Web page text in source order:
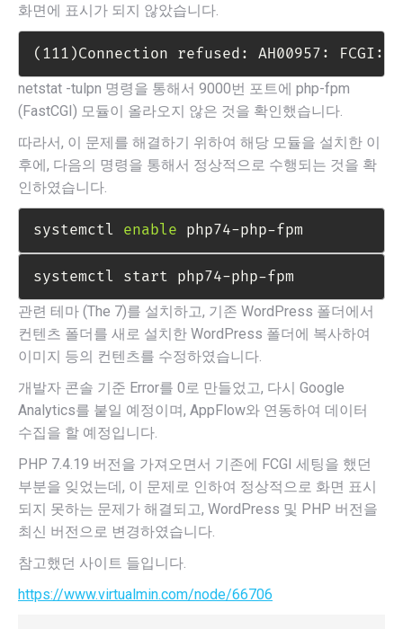
화면에 표시가 되지 않았습니다.
(111)Connection refused: AH00957:
netstat -tulpn 명령을 통해서 9000번 포트에 php-fpm
(FastCGI) 모듈이 올라오지 않은 것을 확인했습니다.
따라서, 이 문제를 해결하기 위하여 해당 모듈을 설치한 이
후에, 다음의 명령을 통해서 정상적으로 수행되는 것을 확
인하였습니다.
systemctl enable php74-php-fpm
systemctl start php74-php-fpm
관련 테마 (The 7)를 설치하고, 기존 WordPress 폴더에서
컨텐츠 폴더를 새로 설치한 WordPress 폴더에 복사하여
이미지 등의 컨텐츠를 수정하였습니다.
개발자 콘솔 기준 Error를 0로 만들었고, 다시 Google
Analytics를 붙일 예정이며, AppFlow와 연동하여 데이터
수집을 할 예정입니다.
PHP 7.4.19 버전을 가져오면서 기존에 FCGI 세팅을 했던
부분을 잊었는데, 이 문제로 인하여 정상적으로 화면 표시
되지 못하는 문제가 해결되고, WordPress 및 PHP 버전을
최신 버전으로 변경하였습니다.
참고했던 사이트 들입니다.
https://www.virtualmin.com/node/66706